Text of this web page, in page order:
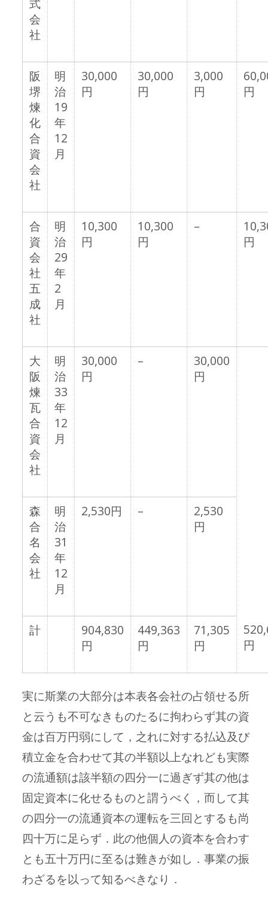
会
社
阪
堺
煉
化
合
資
会
社
明
治
19
年
12
月
30,000
円
30,000
円
3,000
円
円
合
資
会
社
五
成
社
明
治
29
年
2
月
10,300
円
10,300
円
–
円
大
阪
煉
瓦
合
資
会
社
明
治
33
年
12
月
30,000
円
–
30,000
円
森
合
名
会
社
明
治
31
年
12
月
2,530円 –
2,530
円
計
904,830
円
449,363
円
71,305
円
円
実に斯業の大部分は本表各会社の占領せる所
と云うも不可なきものたるに拘わらず其の資
金は百万円弱にして，之れに対する払込及び
積立金を合わせて其の半額以上なれども実際
の流通額は該半額の四分一に過ぎず其の他は
固定資本に化せるものと謂うべく，而して其
の四分一の流通資本の運転を三回とするも尚
四十万に足らず．此の他個人の資本を合わす
とも五十万円に至るは難きが如し．事業の振
わざるを以って知るべきなり．